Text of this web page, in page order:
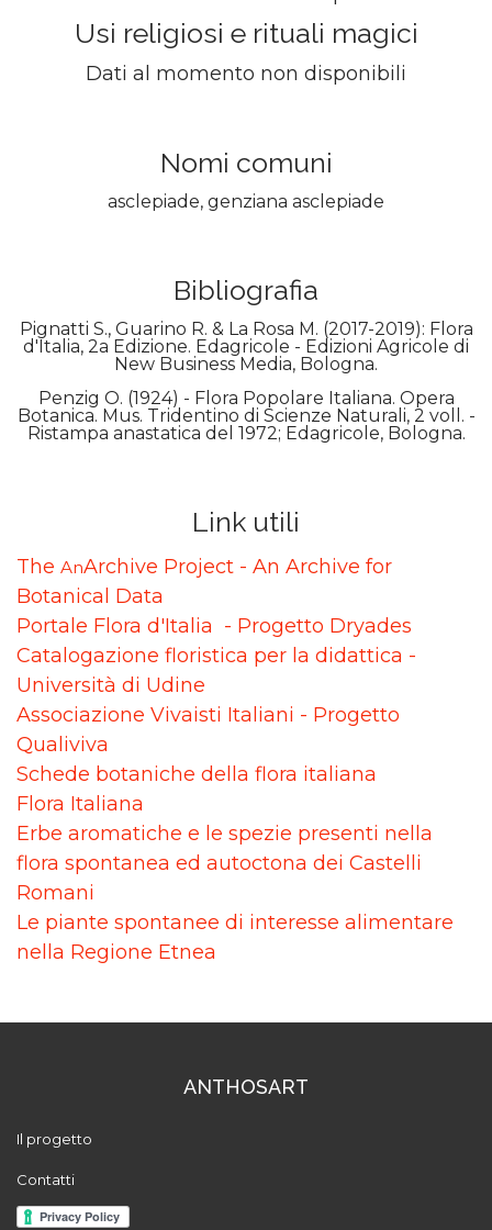
Usi religiosi e rituali magici
Dati al momento non disponibili
Nomi comuni
asclepiade, genziana asclepiade
Bibliografia
Pignatti S., Guarino R. & La Rosa M. (2017-2019): Flora
d'Italia, 2a Edizione. Edagricole - Edizioni Agricole di
New Business Media, Bologna.
Penzig O. (1924) - Flora Popolare Italiana. Opera
Botanica. Mus. Tridentino di Scienze Naturali, 2 voll. -
Ristampa anastatica del 1972; Edagricole, Bologna.
Link utili
The AnArchive Project - An Archive for
Botanical Data
Portale Flora d'Italia - Progetto Dryades
Catalogazione floristica per la didattica -
Università di Udine
Associazione Vivaisti Italiani - Progetto
Qualiviva
Schede botaniche della flora italiana
Flora Italiana
Erbe aromatiche e le spezie presenti nella
flora spontanea ed autoctona dei Castelli
Romani
Le piante spontanee di interesse alimentare
nella Regione Etnea
ANTHOSART
Il progetto
Contatti